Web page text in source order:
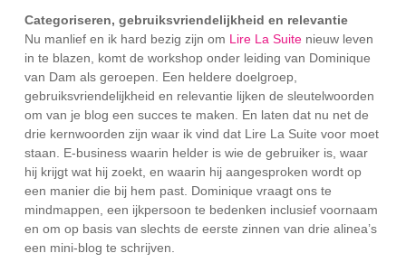
Categoriseren, gebruiksvriendelijkheid en
relevantie
Nu manlief en ik hard bezig zijn omLire La Suite
leven in te blazen, komt de workshop onder leiding van
Dominique van Dam als geroepen. Een heldere
doelgroep, gebruiksvriendelijkheid en relevantie lijken de
sleutelwoorden om van je blog een succes te maken.
En laten dat nu net de drie kernwoorden zijn waar ik vind
dat Lire La Suite voor moet staan. E-business waarin
helder is wie de gebruiker is, waar hij krijgt wat hij zoekt,
en waarin hij aangesproken wordt op een manier die bij
hem past. Dominique vraagt ons te mindmappen, een